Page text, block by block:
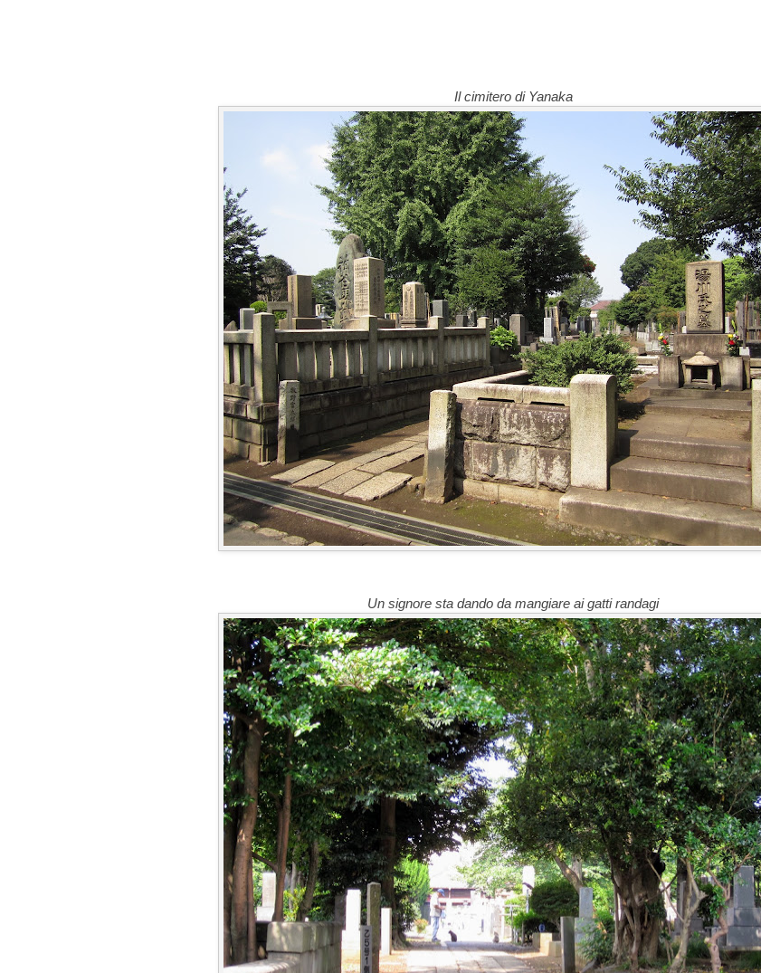
Il cimitero di Yanaka
Un signore sta dando da mangiare ai gatti randagi